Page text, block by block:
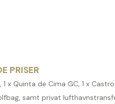
PRISER
Quinta de Cima GC, 1 x
samt privat